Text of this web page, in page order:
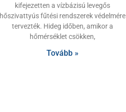
kifejezetten a vízbázisú levegős
hőszivattyús fűtési rendszerek védelmére
tervezték. Hideg időben, amikor a
hőmérséklet csökken,
Tovább »